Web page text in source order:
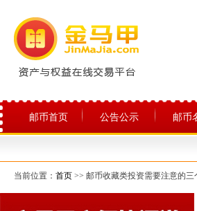
邮币首页 公告公示 邮币
当前位置： 首页 >> 邮币收藏类投资需要注意的三